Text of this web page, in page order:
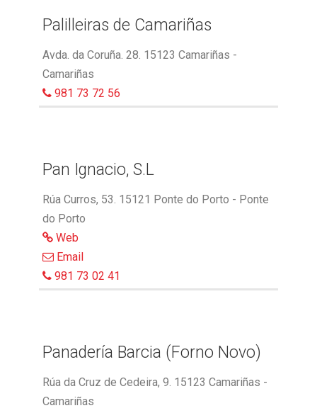
Palilleiras de Camariñas
Avda. da Coruña. 28. 15123 Camariñas -
Camariñas
981 73 72 56
Pan Ignacio, S.L
Rúa Curros, 53. 15121 Ponte do Porto - Ponte
do Porto
Web
Email
981 73 02 41
Panadería Barcia (Forno Novo)
Rúa da Cruz de Cedeira, 9. 15123 Camariñas -
Camariñas